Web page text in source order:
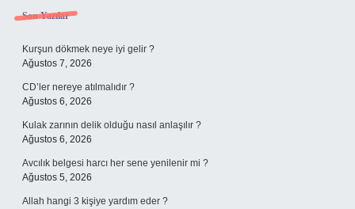
Sidebar
Son Yazılar
Kurşun dökmek neye iyi gelir ?
Ağustos 7, 2026
CD’ler nereye atılmalıdır ?
Ağustos 6, 2026
Kulak zarının delik olduğu nasıl anlaşılır ?
Ağustos 6, 2026
Avcılık belgesi harcı her sene yenilenir mi ?
Ağustos 5, 2026
Allah hangi 3 kişiye yardım eder ?